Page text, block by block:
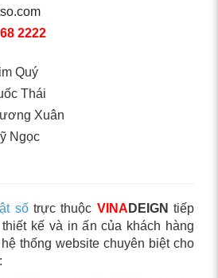
2222
Quý
Thái
Xuân
Ngọc
sốtrực thuộc VINA DEIGN tiếp
kế và in ấn của khách hàng
thống website chuyên biệt cho